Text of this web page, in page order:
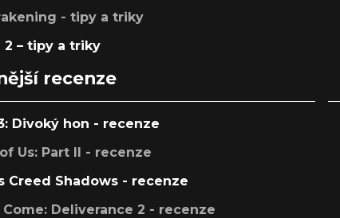
- tipy a triky
2 – tipy a triky
recenze
Divoký hon - recenze
Us: Part II - recenze
Creed Shadows - recenze
Deliverance 2 - recenze